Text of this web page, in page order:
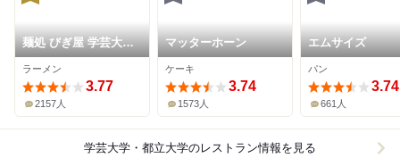
麺処 びぎ屋 学芸大学
本店
ラーメン
3.77
2157人
マッターホーン
ケーキ
3.74
1573人
エムサイズ
パン
3.74
661人
学芸大学・都立大学のレストラン情報を見る